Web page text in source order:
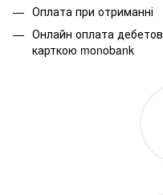
Оплата при отриманні
Онлайн оплата
карткою monobank